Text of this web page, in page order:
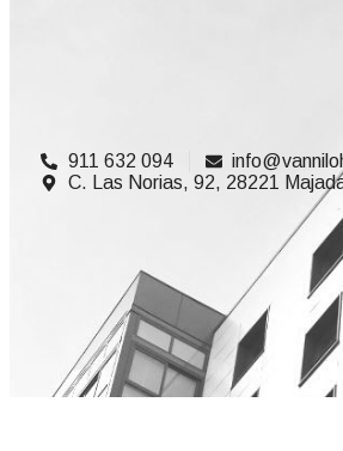
911 632 094
C. Las Norias, 92, 28221